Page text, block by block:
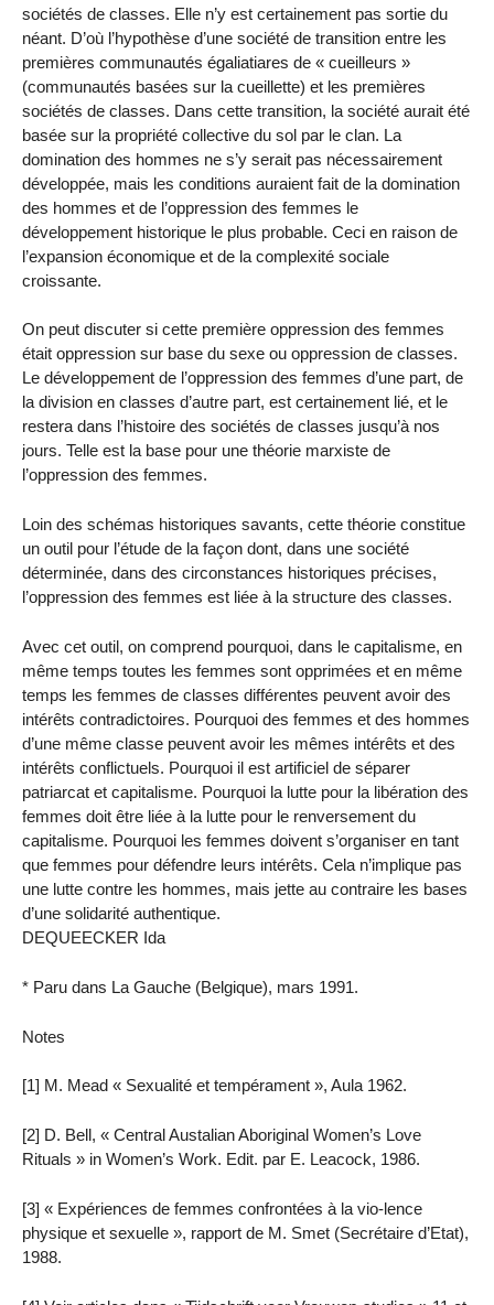
sociétés de classes. Elle n’y est certainement pas sortie du
néant. D’où l’hypothèse d’une société de transition entre les
premières communautés égaliatiares de « cueilleurs »
(communautés basées sur la cueillette) et les premières
sociétés de classes. Dans cette transition, la société aurait été
basée sur la propriété collective du sol par le clan. La
domination des hommes ne s’y serait pas nécessairement
développée, mais les conditions auraient fait de la domination
des hommes et de l’oppression des femmes le
développement historique le plus probable. Ceci en raison de
l’expansion économique et de la complexité sociale
croissante.
On peut discuter si cette première oppression des femmes
était oppression sur base du sexe ou oppression de classes.
Le développement de l’oppression des femmes d’une part, de
la division en classes d’autre part, est certainement lié, et le
restera dans l’histoire des sociétés de classes jusqu’à nos
jours. Telle est la base pour une théorie marxiste de
l’oppression des femmes.
Loin des schémas historiques savants, cette théorie constitue
un outil pour l’étude de la façon dont, dans une société
déterminée, dans des circonstances historiques précises,
l’oppression des femmes est liée à la structure des classes.
Avec cet outil, on comprend pourquoi, dans le capitalisme, en
même temps toutes les femmes sont opprimées et en même
temps les femmes de classes différentes peuvent avoir des
intérêts contradictoires. Pourquoi des femmes et des hommes
d’une même classe peuvent avoir les mêmes intérêts et des
intérêts conflictuels. Pourquoi il est artificiel de séparer
patriarcat et capitalisme. Pourquoi la lutte pour la libération des
femmes doit être liée à la lutte pour le renversement du
capitalisme. Pourquoi les femmes doivent s’organiser en tant
que femmes pour défendre leurs intérêts. Cela n’implique pas
une lutte contre les hommes, mais jette au contraire les bases
d’une solidarité authentique.
DEQUEECKER Ida
* Paru dans La Gauche (Belgique), mars 1991.
Notes
[1] M. Mead « Sexualité et tempérament », Aula 1962.
[2] D. Bell, « Central Austalian Aboriginal Women’s Love
Rituals » in Women’s Work. Edit. par E. Leacock, 1986.
[3] « Expériences de femmes confrontées à la vio-lence
physique et sexuelle », rapport de M. Smet (Secrétaire d’Etat),
1988.